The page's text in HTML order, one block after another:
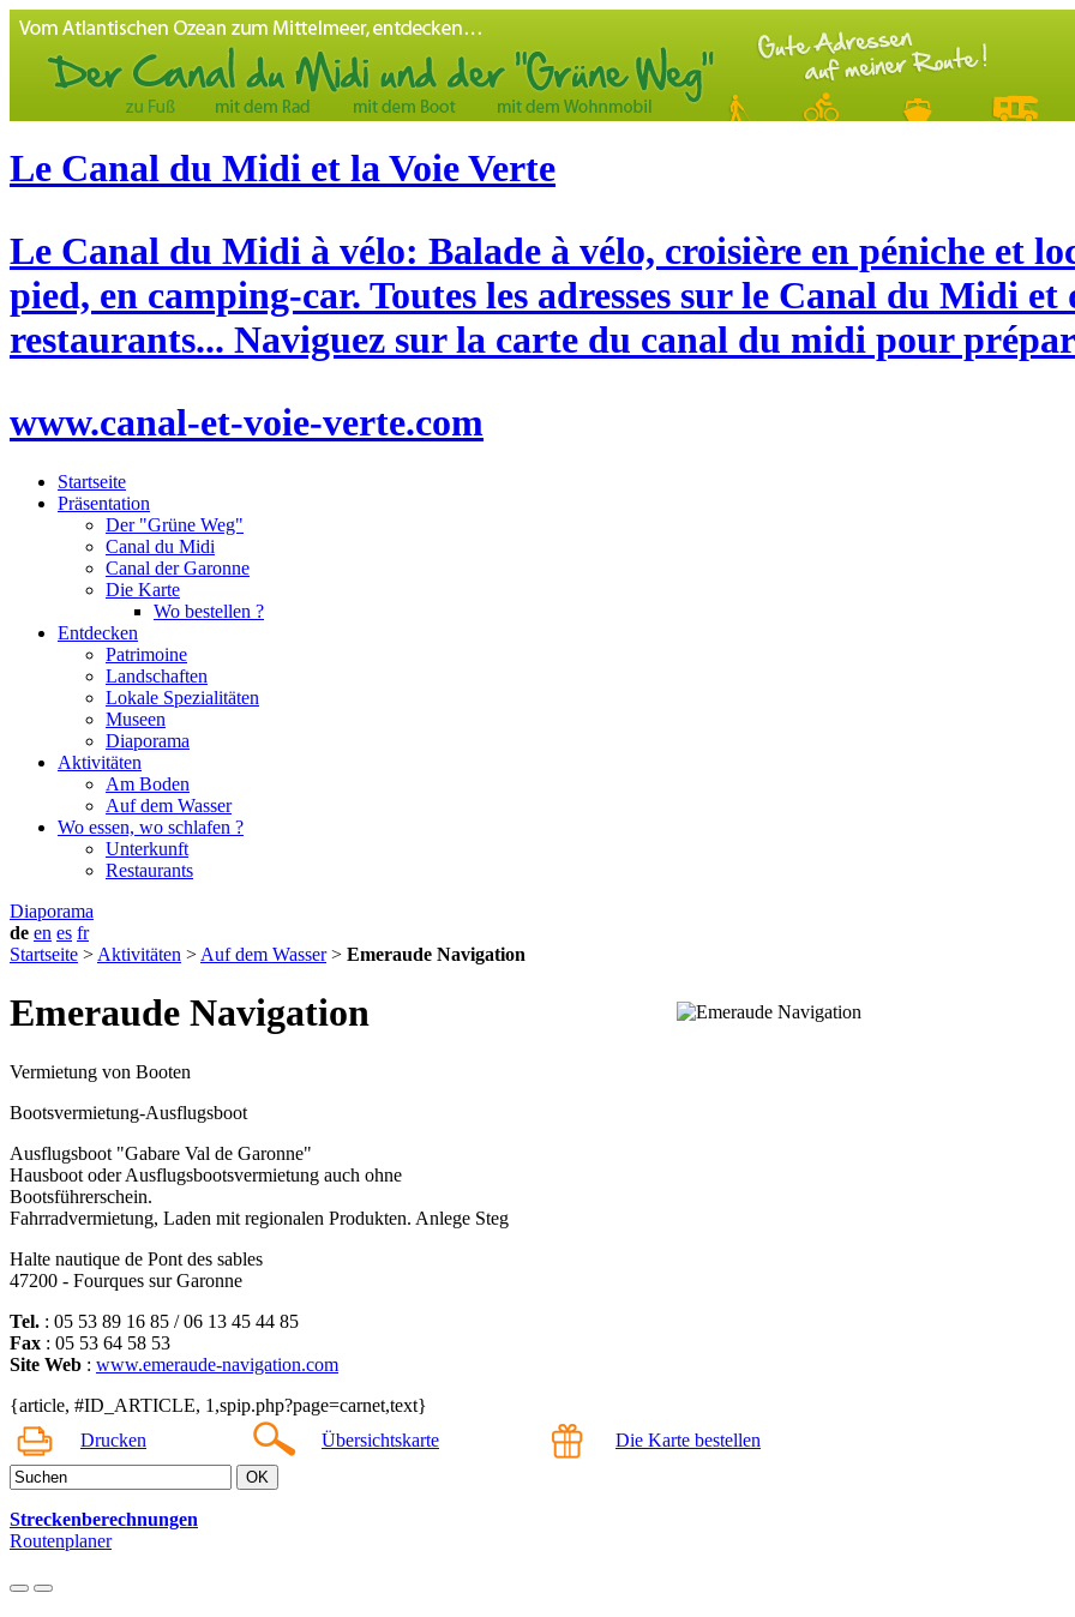
Le Canal du Midi et la Voie Verte
Le Canal du Midi à vélo: Balade à vélo, croisière en péniche et
pied, en camping-car. Toutes les adresses sur le Canal du Midi
restaurants... Naviguez sur la carte du canal du midi pour
www.canal-et-voie-verte.com
Startseite
Präsentation
Der "Grüne Weg"
Canal du Midi
Canal der Garonne
Die Karte
Wo bestellen ?
Entdecken
Patrimoine
Landschaften
Lokale Spezialitäten
Museen
Diaporama
Aktivitäten
Am Boden
Auf dem Wasser
Wo essen, wo schlafen ?
Unterkunft
Restaurants
Diaporama
de en es fr
Startseite > Aktivitäten > Auf dem Wasser> Emeraude Navigation
Emeraude Navigation
Vermietung von Booten
Bootsvermietung-Ausflugsboot
Ausflugsboot "Gabare Val de Garonne"
Hausboot oder Ausflugsbootsvermietung auch ohne
Bootsführerschein.
Fahrradvermietung, Laden mit regionalen Produkten. Anlege Steg
Halte nautique de Pont des sables
47200 - Fourques sur Garonne
Tel. : 05 53 89 16 85 / 06 13 45 44 85
Fax : 05 53 64 58 53
Site Web : www.emeraude-navigation.com
{article, #ID_ARTICLE, 1,spip.php?page=carnet,text}
Drucken
Übersichtskarte Die Karte bestellen
Streckenberechnungen
Routenplaner